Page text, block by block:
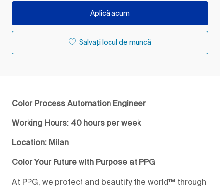
Aplică acum
Salvați locul de muncă
Color Process Automation Engineer
Working Hours: 40 hours per week
Location: Milan
Color Your Future with Purpose at PPG
At PPG, we protect and beautify the world™ through